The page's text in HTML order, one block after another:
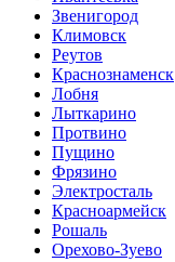
Звенигород
Климовск
Реутов
Краснознаменск
Лобня
Лыткарино
Протвино
Пущино
Фрязино
Электросталь
Красноармейск
Рошаль
Орехово-Зуево